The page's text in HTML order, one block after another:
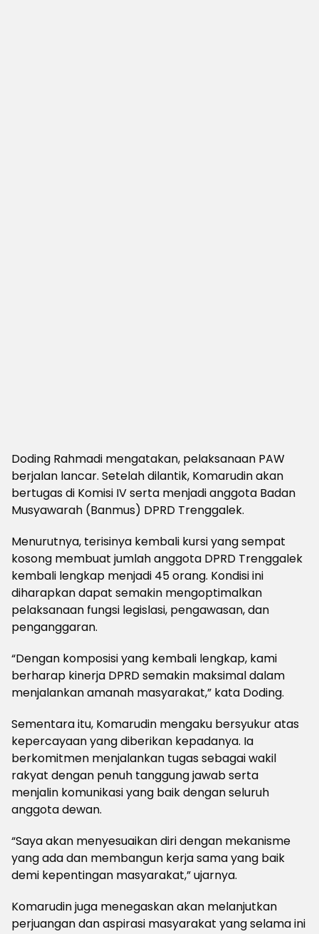
Doding Rahmadi mengatakan, pelaksanaan PAW
berjalan lancar. Setelah dilantik, Komarudin akan
bertugas di Komisi IV serta menjadi anggota Badan
Musyawarah (Banmus) DPRD Trenggalek.
Menurutnya, terisinya kembali kursi yang sempat
kosong membuat jumlah anggota DPRD Trenggalek
kembali lengkap menjadi 45 orang. Kondisi ini
diharapkan dapat semakin mengoptimalkan
pelaksanaan fungsi legislasi, pengawasan, dan
penganggaran.
“Dengan komposisi yang kembali lengkap, kami
berharap kinerja DPRD semakin maksimal dalam
menjalankan amanah masyarakat,” kata Doding.
Sementara itu, Komarudin mengaku bersyukur atas
kepercayaan yang diberikan kepadanya. Ia
berkomitmen menjalankan tugas sebagai wakil
rakyat dengan penuh tanggung jawab serta
menjalin komunikasi yang baik dengan seluruh
anggota dewan.
“Saya akan menyesuaikan diri dengan mekanisme
yang ada dan membangun kerja sama yang baik
demi kepentingan masyarakat,” ujarnya.
Komarudin juga menegaskan akan melanjutkan
perjuangan dan aspirasi masyarakat yang selama ini